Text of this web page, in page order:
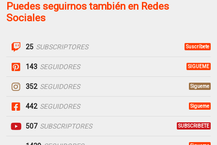
Puedes seguirnos también en Redes
Sociales
25 SUBSCRIPTORES Suscríbete
143 SEGUIDORES SIGUEME
352 SEGUIDORES Sigueme
442 SEGUIDORES Sigueme
507 SUBSCRIPTORES SUBSCRIBETE